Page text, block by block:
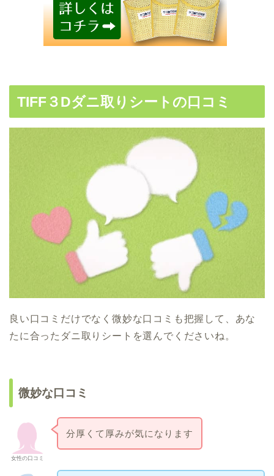
TIFF３Dダニ取りシートの口コミ
良い口コミだけでなく微妙な口コミも把握して、あな
たに合ったダニ取りシートを選んでくださいね。
微妙な口コミ
女性の口コミ
分厚くて厚みが気になります